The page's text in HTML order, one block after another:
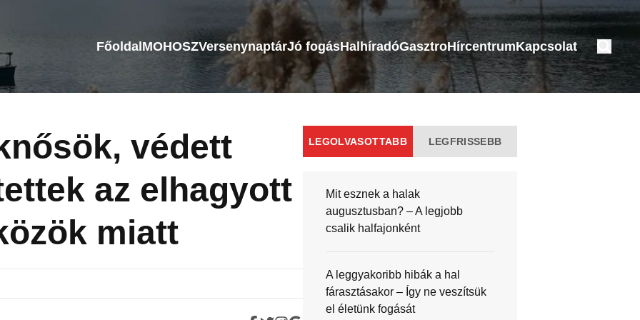
FőoldalMOHOSZVersenynaptárJó fogásHalhíradóGasztroHírcentrumKapcsolat
védett
az elhagyott
miatt
LEGOLVASOTTABB LEGFRISSEBB
Mit esznek a halak
augusztusban? – A legjobb
csalik halfajonként
A leggyakoribb hibák a hal
fárasztásakor – Így ne veszítsük
el életünk fogását